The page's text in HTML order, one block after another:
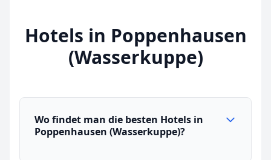
Hotels in Poppenhausen
(Wasserkuppe)
Wo findet man die besten Hotels in
Poppenhausen (Wasserkuppe)?